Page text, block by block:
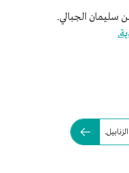
سليمان الجبالي.